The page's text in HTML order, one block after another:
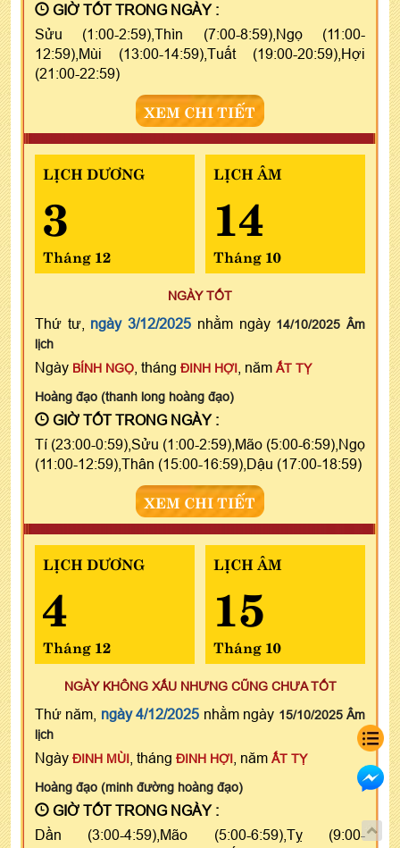
GIỜ TỐT TRONG NGÀY :
Sửu (1:00-2:59),Thìn (7:00-8:59),Ngọ (11:00-
12:59),Mùi (13:00-14:59),Tuất (19:00-20:59),Hợi
(21:00-22:59)
XEM CHI TIẾT
LỊCH DƯƠNG
3
Tháng 12
LỊCH ÂM
14
Tháng 10
NGÀY TỐT
Thứ tư, ngày 3/12/2025 nhằm ngày 14/10/2025 Âm
lịch
Ngày BÍNH NGỌ , tháng ĐINH HỢI , năm ẤT TỴ
Hoàng đạo (thanh long hoàng đạo)
GIỜ TỐT TRONG NGÀY :
Tí (23:00-0:59),Sửu (1:00-2:59),Mão (5:00-6:59),Ngọ
(11:00-12:59),Thân (15:00-16:59),Dậu (17:00-18:59)
XEM CHI TIẾT
LỊCH DƯƠNG
4
Tháng 12
LỊCH ÂM
15
Tháng 10
NGÀY KHÔNG XẤU NHƯNG CŨNG CHƯA TỐT
Thứ năm, ngày 4/12/2025 nhằm ngày 15/10/2025 Âm
lịch
Ngày ĐINH MÙI , tháng ĐINH HỢI , năm ẤT TỴ
Hoàng đạo (minh đường hoàng đạo)
GIỜ TỐT TRONG NGÀY :
Dần (3:00-4:59),Mão (5:00-6:59),Tỵ (9:00-